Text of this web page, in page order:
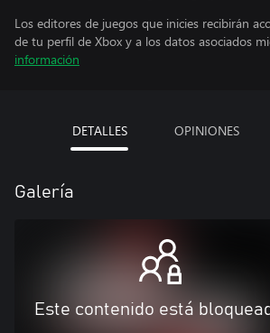
Los editores de juegos que inicies recibirán
de tu perfil de Xbox y a los datos asociados
información
DETALLES OPINIONES
Galería
Este contenido está